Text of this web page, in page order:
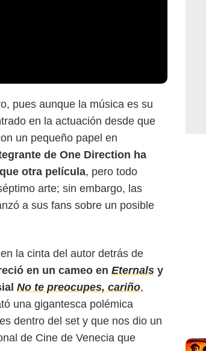
pues aunque la música es su
en la actuación desde que
un pequeño papel en
de One Direction ha
otra película, pero todo
arte; sin embargo, las
a sus fans sobre un posible
la cinta del autor detrás de
en un cameo en Eternals y
No te preocupes, cariño,
una gigantesca polémica
dentro del set y que nos dio un
de Cine de Venecia que